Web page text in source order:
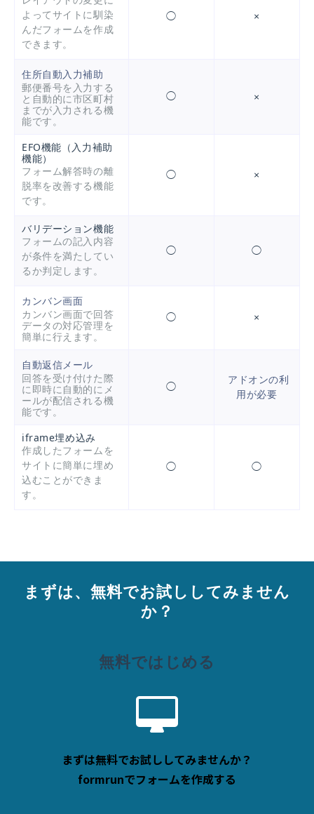
よってサイトに馴染
んだフォームを作成
できます。
◯ ×
住所自動入力補助
郵便番号を入力する
と自動的に市区町村
までが入力される機
能です。
◯ ×
EFO機能（入力補助
機能）
フォーム解答時の離
脱率を改善する機能
です。
◯ ×
バリデーション機能
フォームの記入内容
が条件を満たしてい
るか判定します。
◯ ◯
カンバン画面
カンバン画面で回答
データの対応管理を
簡単に行えます。
◯ ×
自動返信メール
回答を受け付けた際
に即時に自動的にメ
ールが配信される機
能です。
◯
アドオンの利
用が必要
iframe埋め込み
作成したフォームを
サイトに簡単に埋め
込むことができま
す。
◯ ◯
まずは、無料でお試ししてみません
か？
無料ではじめる
まずは無料でお試ししてみませんか？
formrunでフォームを作成する